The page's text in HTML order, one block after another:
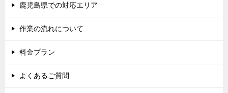
鹿児島県での対応エリア
作業の流れについて
料金プラン
よくあるご質問